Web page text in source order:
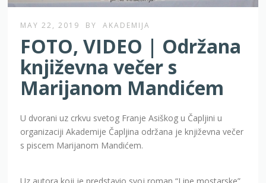
MAY 22, 2019 BY AKADEMIJA
FOTO, VIDEO | Održana
književna večer s
Marijanom Mandićem
U dvorani uz crkvu svetog Franje Asiškog u Čapljini u
organizaciji Akademije Čapljina održana je književna večer
s piscem Marijanom Mandićem.
Uz autora koji je predstavio svoj roman “Lipe mostarske”